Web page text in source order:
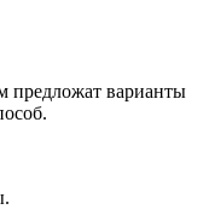
предложат варианты